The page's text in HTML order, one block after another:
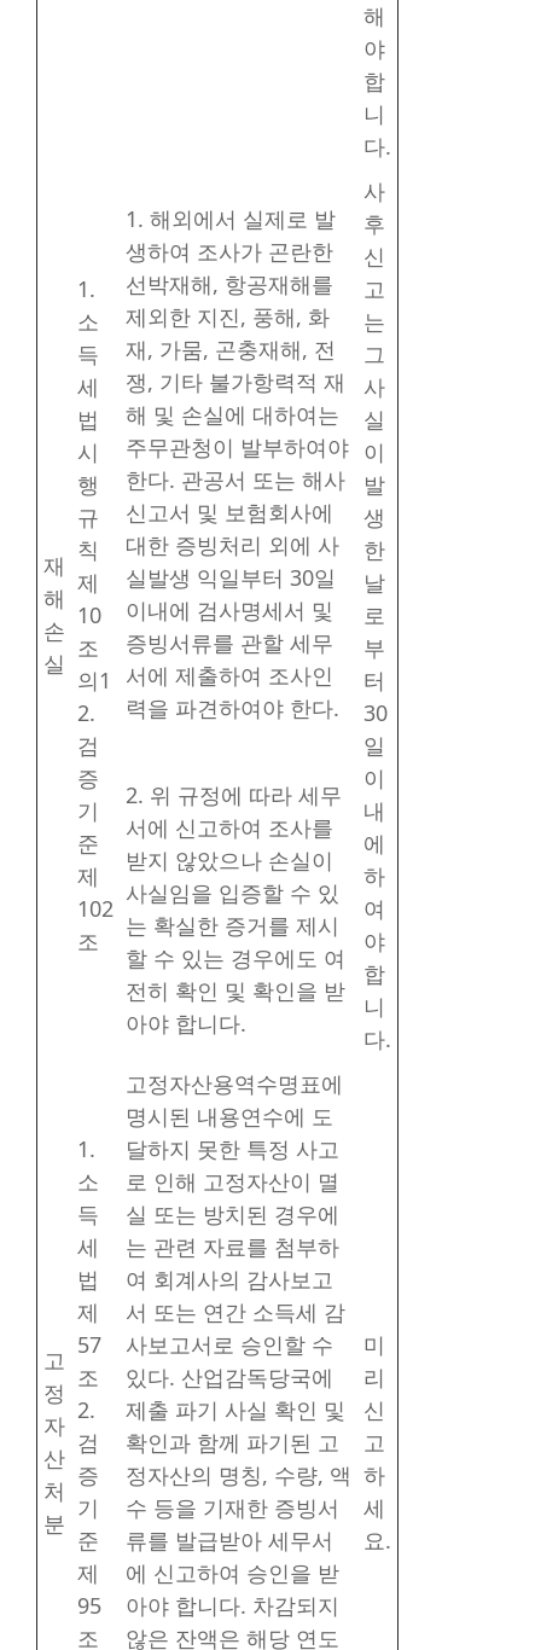
해
야
합
니
다.
재
해
손
실
1.
소
득
세
법
시
행
규
칙
제
10
조
의1
2.
검
증
기
준
제
102
조
1. 해외에서 실제로 발
생하여 조사가 곤란한
선박재해, 항공재해를
제외한 지진, 풍해, 화
재, 가뭄, 곤충재해, 전
쟁, 기타 불가항력적 재
해 및 손실에 대하여는
주무관청이 발부하여야
한다. 관공서 또는 해사
신고서 및 보험회사에
대한 증빙처리 외에 사
실발생 익일부터 30일
이내에 검사명세서 및
증빙서류를 관할 세무
서에 제출하여 조사인
력을 파견하여야 한다.
사
후
신
고
는
그
사
실
이
발
생
한
날
로
부
터
30
일
이
내
에
하
여
야
합
니
다.
2. 위 규정에 따라 세무
서에 신고하여 조사를
받지 않았으나 손실이
사실임을 입증할 수 있
는 확실한 증거를 제시
할 수 있는 경우에도 여
전히 확인 및 확인을 받
아야 합니다.
고
정
자
산
처
분
1.
소
득
세
법
제
57
조
2.
검
증
기
준
제
95
조
고정자산용역수명표에
명시된 내용연수에 도
달하지 못한 특정 사고
로 인해 고정자산이 멸
실 또는 방치된 경우에
는 관련 자료를 첨부하
여 회계사의 감사보고
서 또는 연간 소득세 감
사보고서로 승인할 수
있다. 산업감독당국에
제출 파기 사실 확인 및
확인과 함께 파기된 고
정자산의 명칭, 수량, 액
수 등을 기재한 증빙서
류를 발급받아 세무서
에 신고하여 승인을 받
아야 합니다. 차감되지
않은 잔액은 해당 연도
미
리
신
고
하
세
요.